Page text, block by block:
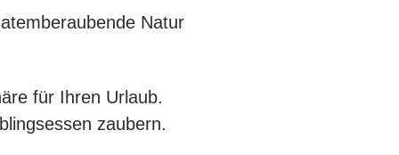
Natur
für Ihren Urlaub.
zaubern.